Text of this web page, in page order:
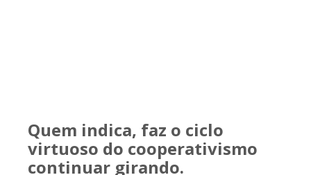
Quem indica, faz o ciclo
virtuoso do cooperativismo
continuar girando.